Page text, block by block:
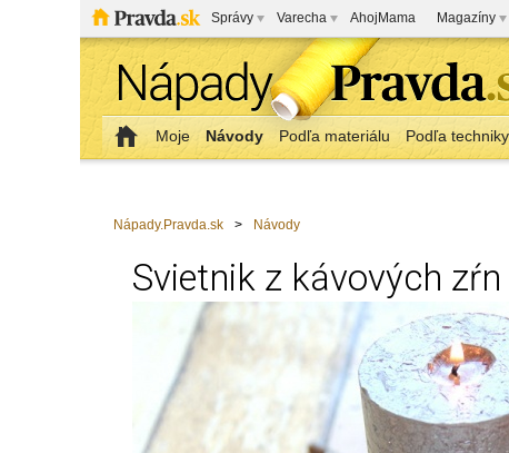
Správy Varecha AhojMama Magazíny
Moje Návody Podľa materiálu Podľa techniky
Nápady.Pravda.sk > Návody
Svietnik z kávových